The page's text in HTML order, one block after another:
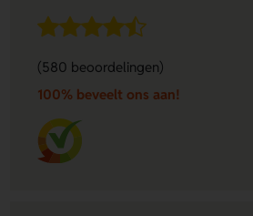
(580 beoordelingen)
100% beveelt ons aan!